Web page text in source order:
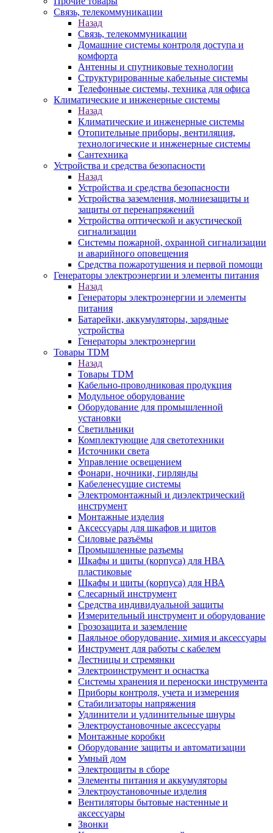
Связь, телекоммуникации
Назад
Связь, телекоммуникации
Домашние системы контроля доступа и
комфорта
Антенны и спутниковые технологии
Структурированные кабельные системы
Телефонные системы, техника для офиса
Климатические и инженерные системы
Назад
Климатические и инженерные системы
Отопительные приборы, вентиляция,
технологические и инженерные системы
Сантехника
Устройства и средства безопасности
Назад
Устройства и средства безопасности
Устройства заземления, молниезащиты и
защиты от перенапряжений
Устройства оптической и акустической
сигнализации
Системы пожарной, охранной сигнализации
и аварийного оповещения
Средства пожаротушения и первой помощи
Генераторы электроэнергии и элементы питания
Назад
Генераторы электроэнергии и элементы
питания
Батарейки, аккумуляторы, зарядные
устройства
Генераторы электроэнергии
Товары TDM
Назад
Товары TDM
Кабельно-проводниковая продукция
Модульное оборудование
Оборудование для промышленной
установки
Светильники
Комплектующие для светотехники
Источники света
Управление освещением
Фонари, ночники, гирлянды
Кабеленесущие системы
Электромонтажный и диэлектрический
инструмент
Монтажные изделия
Аксессуары для шкафов и щитов
Силовые разъёмы
Промышленные разъемы
Шкафы и щиты (корпуса) для НВА
пластиковые
Шкафы и щиты (корпуса) для НВА
Слесарный инструмент
Средства индивидуальной защиты
Измерительный инструмент и оборудование
Грозозащита и заземление
Паяльное оборудование, химия и аксессуары
Инструмент для работы с кабелем
Лестницы и стремянки
Электроинструмент и оснастка
Системы хранения и переноски инструмента
Приборы контроля, учета и измерения
Стабилизаторы напряжения
Удлинители и удлинительные шнуры
Электроустановочные аксессуары
Монтажные коробки
Оборудование защиты и автоматизации
Умный дом
Электрощиты в сборе
Элементы питания и аккумуляторы
Электроустановочные изделия
Вентиляторы бытовые настенные и
аксессуары
Звонки